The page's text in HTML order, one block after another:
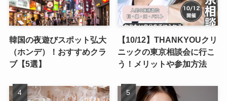
韓国の夜遊びスポット弘大
（ホンデ）！おすすめクラ
ブ【5選】
【10/12】THANKYOUクリ
ニックの東京相談会に行こ
う！メリットや参加方法